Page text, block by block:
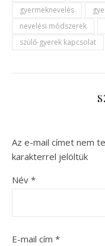
gyermeknevelés
nevelési módszerek
szülő-gyerek kapcsolat
Az e-mail címet nem
karakterrel jelöltük
Név *
E-mail cím *